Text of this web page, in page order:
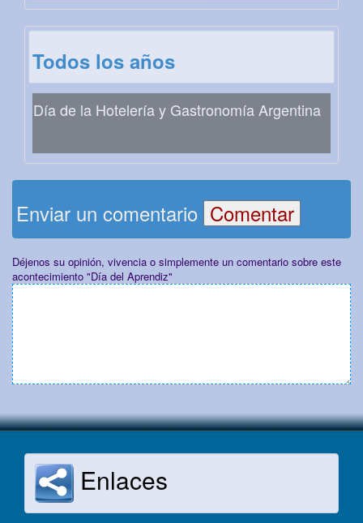
Todos los años
Día de la Hotelería y Gastronomía Argentina
Enviar un comentario
Déjenos su opinión, vivencia o simplemente un comentario sobre este
acontecimiento "Día del Aprendiz"
Enlaces